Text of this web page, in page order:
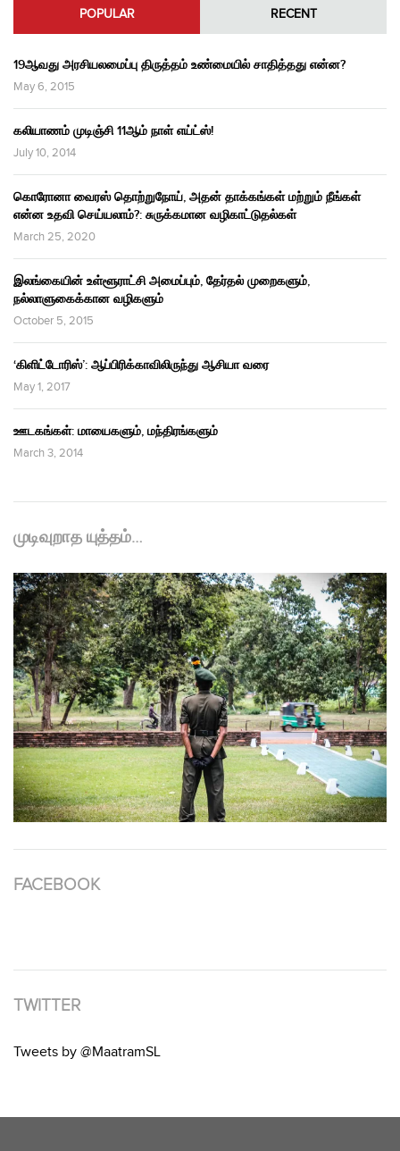
POPULAR RECENT
19ஆவது அரசியலமைப்பு திருத்தம் உண்மையில் சாதித்தது என்ன?
May 6, 2015
கலியாணம் முடிஞ்சி 11ஆம் நாள் எய்ட்ஸ்!
July 10, 2014
கொரோனா வைரஸ் தொற்றுநோய், அதன் தாக்கங்கள் மற்றும் நீங்கள்
என்ன உதவி செய்யலாம்?: சுருக்கமான வழிகாட்டுதல்கள்
March 25, 2020
இலங்கையின் உள்ளூராட்சி அமைப்பும், தேர்தல் முறைகளும்,
நல்லாளுகைக்கான வழிகளும்
October 5, 2015
‘கிளிட்டோரிஸ்’: ஆப்பிரிக்காவிலிருந்து ஆசியா வரை
May 1, 2017
ஊடகங்கள்: மாயைகளும், மந்திரங்களும்
March 3, 2014
முடிவுறாத யுத்தம்…
FACEBOOK
TWITTER
Tweets by @MaatramSL